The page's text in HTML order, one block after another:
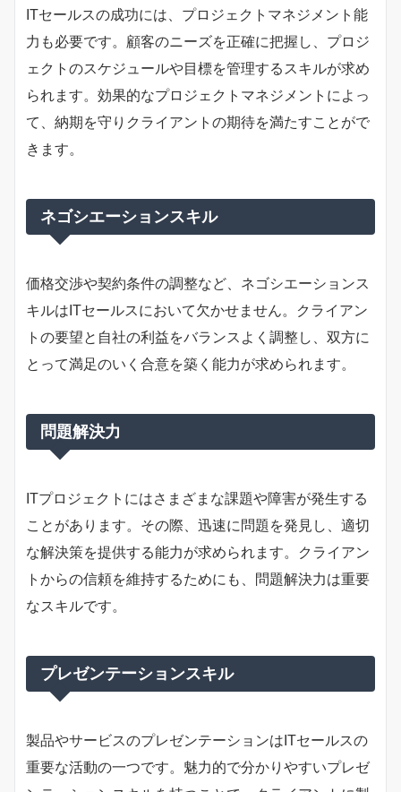
ITセールスの成功には、プロジェクトマネジメント能
力も必要です。顧客のニーズを正確に把握し、プロジ
ェクトのスケジュールや目標を管理するスキルが求め
られます。効果的なプロジェクトマネジメントによっ
て、納期を守りクライアントの期待を満たすことがで
きます。
ネゴシエーションスキル
価格交渉や契約条件の調整など、ネゴシエーションス
キルはITセールスにおいて欠かせません。クライアン
トの要望と自社の利益をバランスよく調整し、双方に
とって満足のいく合意を築く能力が求められます。
問題解決力
ITプロジェクトにはさまざまな課題や障害が発生する
ことがあります。その際、迅速に問題を発見し、適切
な解決策を提供する能力が求められます。クライアン
トからの信頼を維持するためにも、問題解決力は重要
なスキルです。
プレゼンテーションスキル
製品やサービスのプレゼンテーションはITセールスの
重要な活動の一つです。魅力的で分かりやすいプレゼ